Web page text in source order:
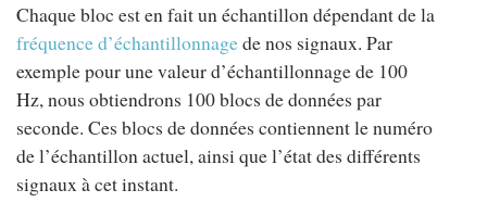
Chaque bloc est en fait un échantillon dépendant de la
fréquence d’échantillonnagede nos signaux. Par
exemple pour une valeur d’échantillonnage de 100
Hz, nous obtiendrons 100 blocs de données par
seconde. Ces blocs de données contiennent le numéro
de l’échantillon actuel, ainsi que l’état des différents
signaux à cet instant.